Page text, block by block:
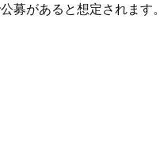
募があると想定されます